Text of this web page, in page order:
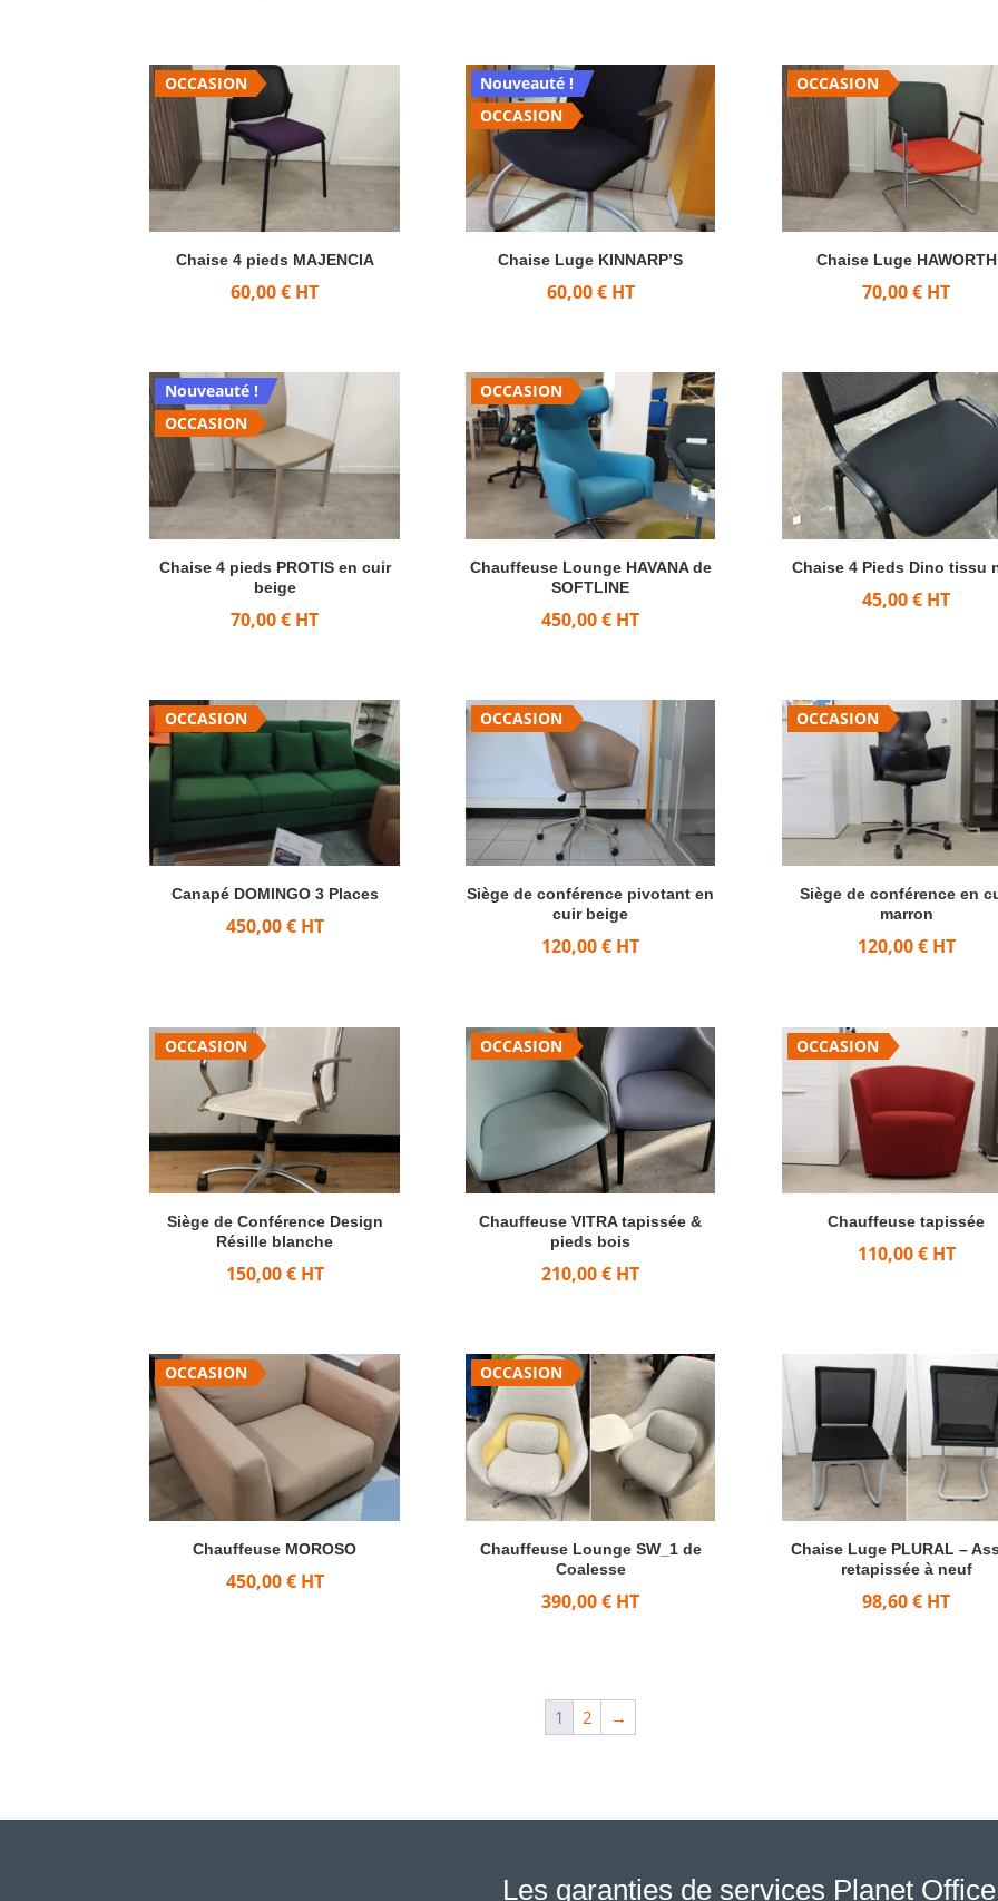
OCCASION
Chaise 4 pieds MAJENCIA
60,00€ HT
Nouveauté !
OCCASION
Chaise Luge KINNARP’S
60,00€ HT
OCCASION
Chaise Luge HAWORTH
70,00€ HT
Nouveauté !
OCCASION
Chaise 4 pieds PROTIS en cuir
beige
70,00€ HT
OCCASION
Chauffeuse Lounge HAVANA de
SOFTLINE
450,00€ HT
Chaise 4 Pieds Dino tissu
45,00€ HT
OCCASION
Canapé DOMINGO 3 Places
450,00€ HT
OCCASION
Siège de conférence pivotant en
cuir beige
120,00€ HT
OCCASION
Siège de conférence en
marron
120,00€ HT
OCCASION
Siège de Conférence Design
Résille blanche
150,00€ HT
OCCASION
Chauffeuse VITRA tapissée &
pieds bois
210,00€ HT
OCCASION
Chauffeuse tapissée
110,00€ HT
OCCASION
Chauffeuse MOROSO
450,00€ HT
OCCASION
Chauffeuse Lounge SW_1 de
Coalesse
390,00€ HT
Chaise Luge PLURAL –
retapissée à neuf
98,60€ HT
1 2 →
Les garanties de services Planet Office